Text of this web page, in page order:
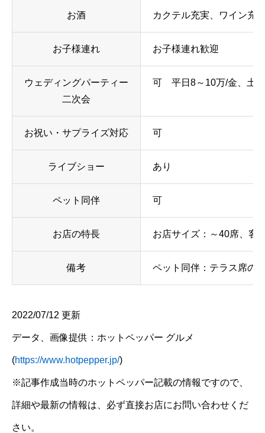
お酒 カクテル充実、ワイン充
お子様連れ お子様連れ歓迎
ウェディングパーティー
二次会
可 平日8～10万/金、土
お祝い・サプライズ対応 可
ライブショー あり
ペット同伴 可
お店の特長 お店サイズ：～40席、客
備考 ペット同伴：テラス席の
2022/07/12 更新
データ、画像提供：ホットペッパー グルメ
(https://www.hotpepper.jp/)
※記事作成当時のホットペッパー記載の情報ですので、
詳細や最新の情報は、必ず直接お店にお問い合わせくだ
さい。